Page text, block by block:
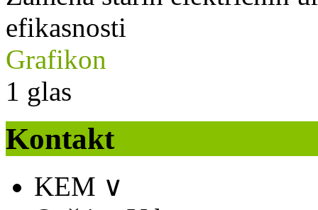
efikasnosti
Grafikon
1 glas
Kontakt
KEM ∨